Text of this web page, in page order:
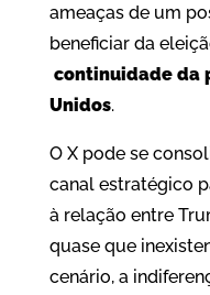
ameaças de um
beneficiar da
continuidade da
Unidos.
O X pode se
canal estratégico
à relação entre
quase que
cenário, a